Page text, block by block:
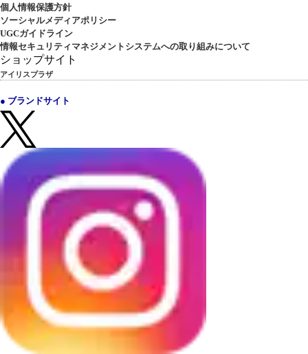
個人情報保護方針
ソーシャルメディアポリシー
UGCガイドライン
情報セキュリティマネジメントシステムへの取り組みについて
ショップサイト
アイリスプラザ
● ブランドサイト